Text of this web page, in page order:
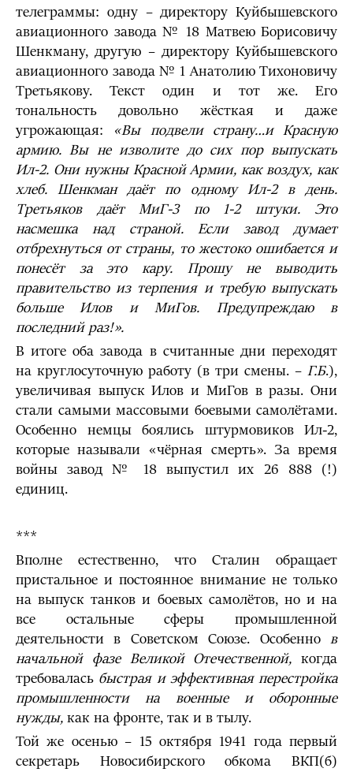
телеграммы: одну – директору Куйбышевского
авиационного завода № 18 Матвею Борисовичу
Шенкману, другую – директору Куйбышевского
авиационного завода № 1 Анатолию Тихоновичу
Третьякову. Текст один и тот же. Его
тональность довольно жёсткая и даже
угрожающая:
«Вы подвели страну…и Красную
армию. Вы не изволите до сих пор выпускать
Ил-2. Они нужны Красной Армии, как воздух, как
хлеб. Шенкман даёт по одному Ил-2 в день.
Третьяков даёт МиГ-3 по 1-2 штуки. Это
насмешка над страной.Если завод думает
отбрехнуться от страны, то жестоко ошибается и
понесёт за это кару. Прошу не выводить
правительство из терпения и требую выпускать
больше Илов и МиГов. Предупреждаю в
последний раз!».
В итоге оба завода в считанные дни переходят
на круглосуточную работу (в три смены. – Г.Б.),
увеличивая выпуск Илов и МиГов в разы. Они
стали самыми массовыми боевыми самолётами.
Особенно немцы боялись штурмовиков Ил-2,
которые называли «чёрная смерть». За время
войны завод № 18 выпустил их 26 888 (!)
единиц.
***
Вполне естественно, что Сталин обращает
пристальное и постоянное внимание не только
на выпуск танков и боевых самолётов, но и на
все остальные сферы промышленной
деятельности в Советском Союзе. Особенно в
начальной фазе Великой Отечественной, когда
требовалась быстрая и эффективная перестройка
промышленности на военные и оборонные
нужды, как на фронте, так и в тылу.
Той же осенью – 15 октября 1941 года первый
секретарь Новосибирского обкома ВКП(б)